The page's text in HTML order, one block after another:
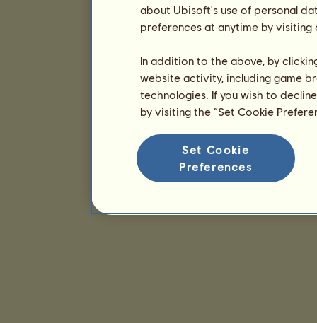
about Ubisoft's use of personal
preferences at anytime by
In addition to the above, by
website activity, including game
technologies. If you wish to
by visiting the “Set Cookie
Set Cookie
Preferences